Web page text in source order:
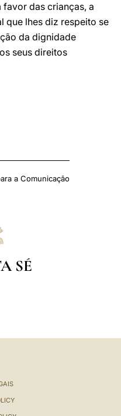
das crianças, a
que lhes diz respeito se
da dignidade
seus direitos
a Comunicação
SÉ